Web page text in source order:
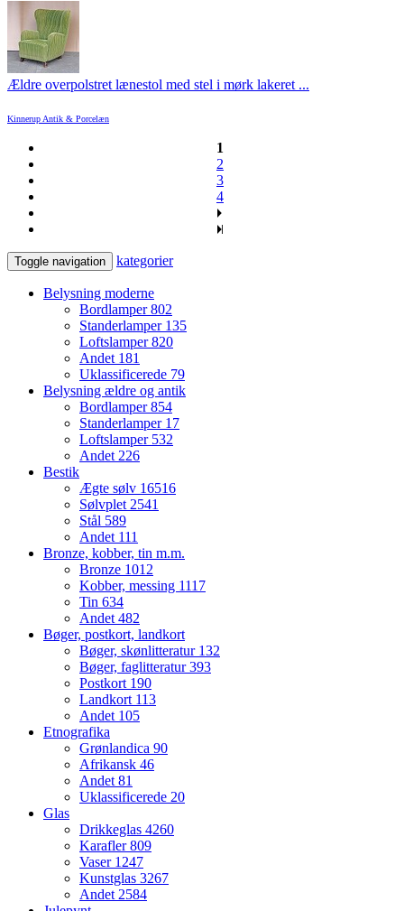
Ældre overpolstret lænestol med stel i mørk lakeret ...
Kinnerup Antik & Porcelæn
1
2
3
4
Toggle navigation kategorier
Belysning moderne
Bordlamper802
Standerlamper 135
Loftslamper820
Andet 181
Uklassificerede 79
Belysning ældre og antik
Bordlamper854
Standerlamper 17
Loftslamper 532
Andet 226
Bestik
Ægte sølv 16516
Sølvplet 2541
Stål 589
Andet 111
Bronze, kobber, tin m.m.
Bronze 1012
Kobber, messing 1117
Tin 634
Andet 482
Bøger, postkort, landkort
Bøger, skønlitteratur 132
Bøger, faglitteratur393
Postkort 190
Landkort 113
Andet 105
Etnografika
Grønlandica 90
Afrikansk 46
Andet 81
Uklassificerede 20
Glas
Drikkeglas 4260
Karafler809
Vaser 1247
Kunstglas 3267
Andet 2584